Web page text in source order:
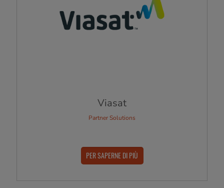
Viasat
Partner Solutions
PER SAPERNE DI PIÙ